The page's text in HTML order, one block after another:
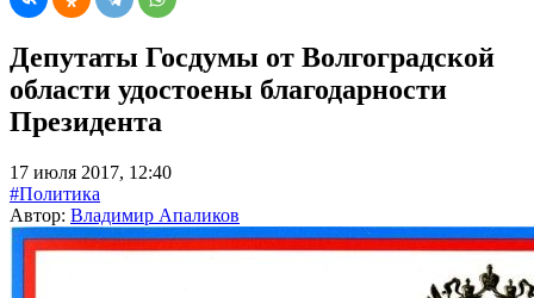
Депутаты Госдумы от Волгоградской
области удостоены благодарности
Президента
17 июля 2017, 12:40
#Политика
Автор: Владимир Апаликов